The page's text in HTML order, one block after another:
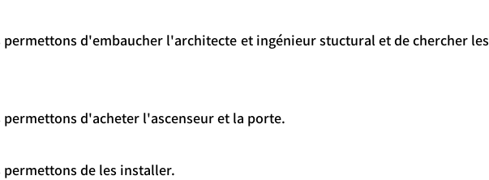
permettons d'embaucher l'architecte et ingénieur stuctural et de chercher les
permettons d'acheter l'ascenseur et la porte.
permettons de les installer.